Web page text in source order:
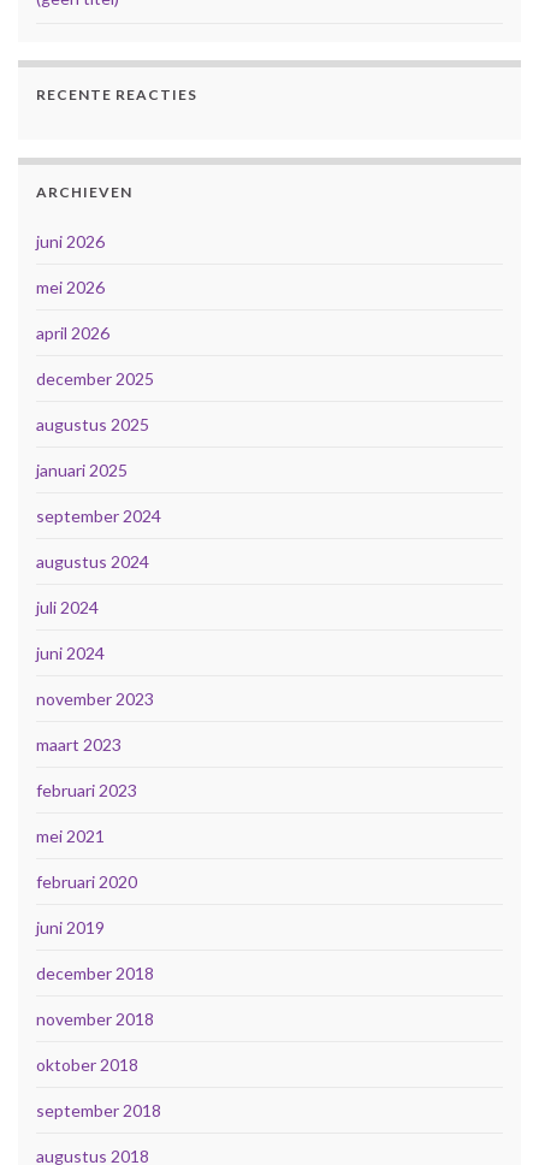
RECENTE REACTIES
ARCHIEVEN
juni 2026
mei 2026
april 2026
december 2025
augustus 2025
januari 2025
september 2024
augustus 2024
juli 2024
juni 2024
november 2023
maart 2023
februari 2023
mei 2021
februari 2020
juni 2019
december 2018
november 2018
oktober 2018
september 2018
augustus 2018